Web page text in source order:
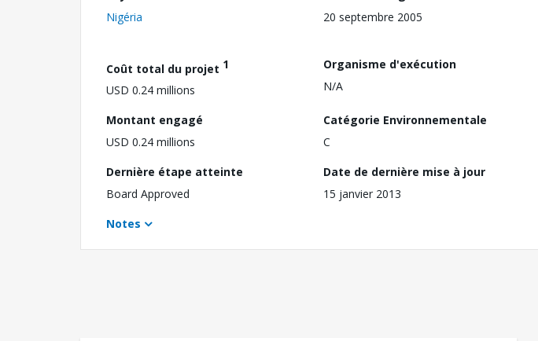
Nigéria
20 septembre 2005
Coût total du projet 1
USD 0.24 millions
Organisme d'exécution
N/A
Montant engagé
USD 0.24 millions
Catégorie Environnementale
C
Dernière étape atteinte
Board Approved
Date de dernière mise à jour
15 janvier 2013
Notes